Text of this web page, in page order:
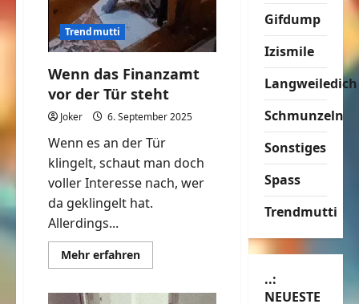
Trendmutti
Wenn das Finanzamt
vor der Tür steht
Joker 6. September 2025
Wenn es an der Tür
klingelt, schaut man doch
voller Interesse nach, wer
da geklingelt hat.
Allerdings...
Mehr erfahrenMehr
Informationen
das
Gifdump
Izismile
Langweiledich
Schmunzeln
Sonstiges
Spass
Trendmutti
..:
NEUESTE